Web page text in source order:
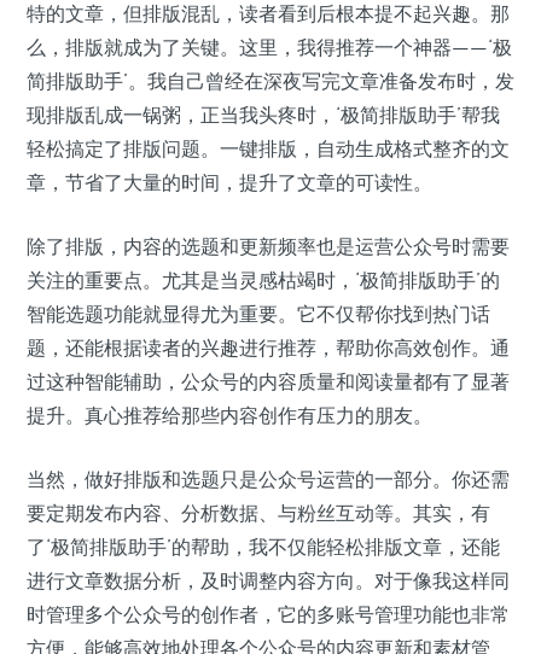
特的文章，但排版混乱，读者看到后根本提不起兴趣。那
么，排版就成为了关键。这里，我得推荐一个神器——‘极
简排版助手’。我自己曾经在深夜写完文章准备发布时，发
现排版乱成一锅粥，正当我头疼时，‘极简排版助手’帮我
轻松搞定了排版问题。一键排版，自动生成格式整齐的文
章，节省了大量的时间，提升了文章的可读性。
除了排版，内容的选题和更新频率也是运营公众号时需要
关注的重要点。尤其是当灵感枯竭时，‘极简排版助手’的
智能选题功能就显得尤为重要。它不仅帮你找到热门话
题，还能根据读者的兴趣进行推荐，帮助你高效创作。通
过这种智能辅助，公众号的内容质量和阅读量都有了显著
提升。真心推荐给那些内容创作有压力的朋友。
当然，做好排版和选题只是公众号运营的一部分。你还需
要定期发布内容、分析数据、与粉丝互动等。其实，有
了‘极简排版助手’的帮助，我不仅能轻松排版文章，还能
进行文章数据分析，及时调整内容方向。对于像我这样同
时管理多个公众号的创作者，它的多账号管理功能也非常
方便，能够高效地处理各个公众号的内容更新和素材管